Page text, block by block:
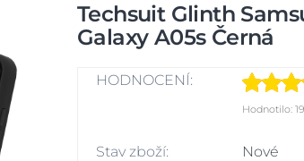
Techsuit Glinth
Galaxy A05s Černá
HODNOCENÍ:
Hodnotilo: 19
Stav zboží:
Nové